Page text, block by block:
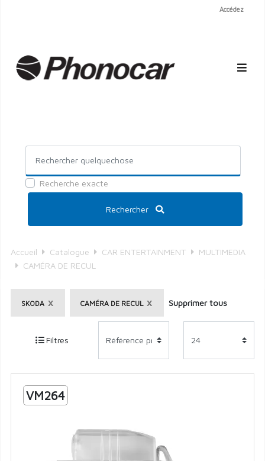
Accédez
Recherche exacte
Rechercher
Accueil Catalogue CAR ENTERTAINMENT
MULTIMEDIA
CAMÉRA DE RECUL
SKODA × CAMÉRA DE RECUL × Supprimer tous
Filtres
VM264